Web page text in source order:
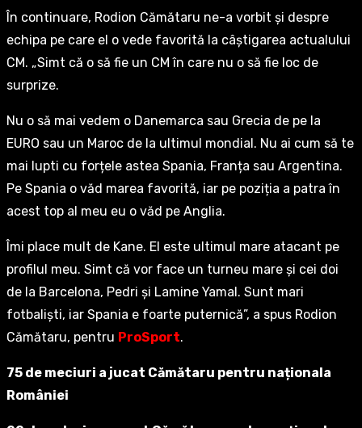
În continuare, Rodion Cămătaru ne-a vorbit și despre
echipa pe care el o vede favorită la câștigarea actualului
CM. „Simt că o să fie un CM în care nu o să fie loc de
surprize.
Nu o să mai vedem o Danemarca sau Grecia de pe la
EURO sau un Maroc de la ultimul mondial. Nu ai cum să te
mai lupti cu forțele astea Spania, Franța sau Argentina.
Pe Spania o văd marea favorită, iar pe poziția a patra în
acest top al meu eu o văd pe Anglia.
Îmi place mult de Kane. El este ultimul mare atacant pe
profilul meu. Simt că vor face un turneu mare și cei doi
de la Barcelona, Pedri și Lamine Yamal. Sunt mari
fotbaliști, iar Spania e foarte puternică”, a spus Rodion
Cămătaru, pentru ProSport.
75 de meciuri a jucat Cămătaru pentru naționala
României